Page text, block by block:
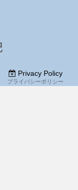
Privacy Policy
プライバシーポリシー